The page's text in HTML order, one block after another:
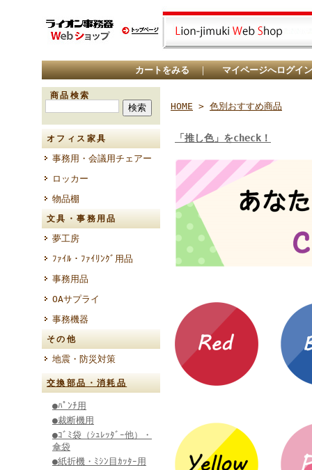
カートをみる ｜ マイページへログイン
商品検索
オフィス家具
事務用・会議用チェアー
ロッカー
物品棚
文具・事務用品
夢工房
ﾌｧｲﾙ・ﾌｧｲﾘﾝｸﾞ用品
事務用品
OAサプライ
事務機器
その他
地震・防災対策
交換部品・消耗品
●ﾊﾟﾝﾁ用
●裁断機用
●ｺﾞﾐ袋（ｼｭﾚｯﾀﾞｰ他）・
傘袋
●紙折機・ﾐｼﾝ目ｶｯﾀｰ用
HOME > 色別おすすめ商品
「推し色」をcheck！